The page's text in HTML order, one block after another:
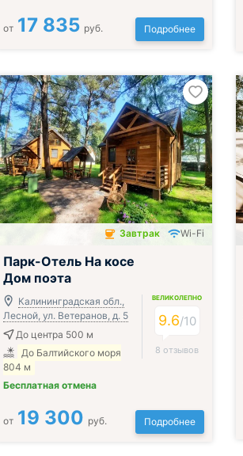
от 17 835 руб. Подробнее
Завтрак включён
Завтрак Wi-Fi
Парк-Отель На косе
Дом поэта
Калининградская обл.,
Лесной, ул. Ветеранов, д. 5
До центра 500 м
До Балтийского моря
804 м
Бесплатная отмена
ВЕЛИКОЛЕПНО
9.6/10
8 отзывов
от 19 300 руб. Подробнее